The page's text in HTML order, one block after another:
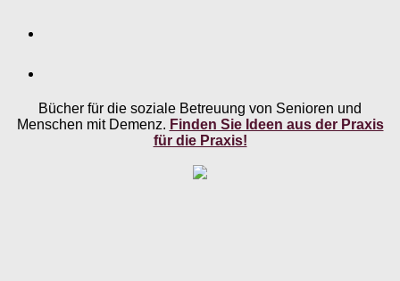
Bücher für die soziale Betreuung von Senioren und
Menschen mit Demenz. Finden Sie Ideen aus der Praxis
für die Praxis!